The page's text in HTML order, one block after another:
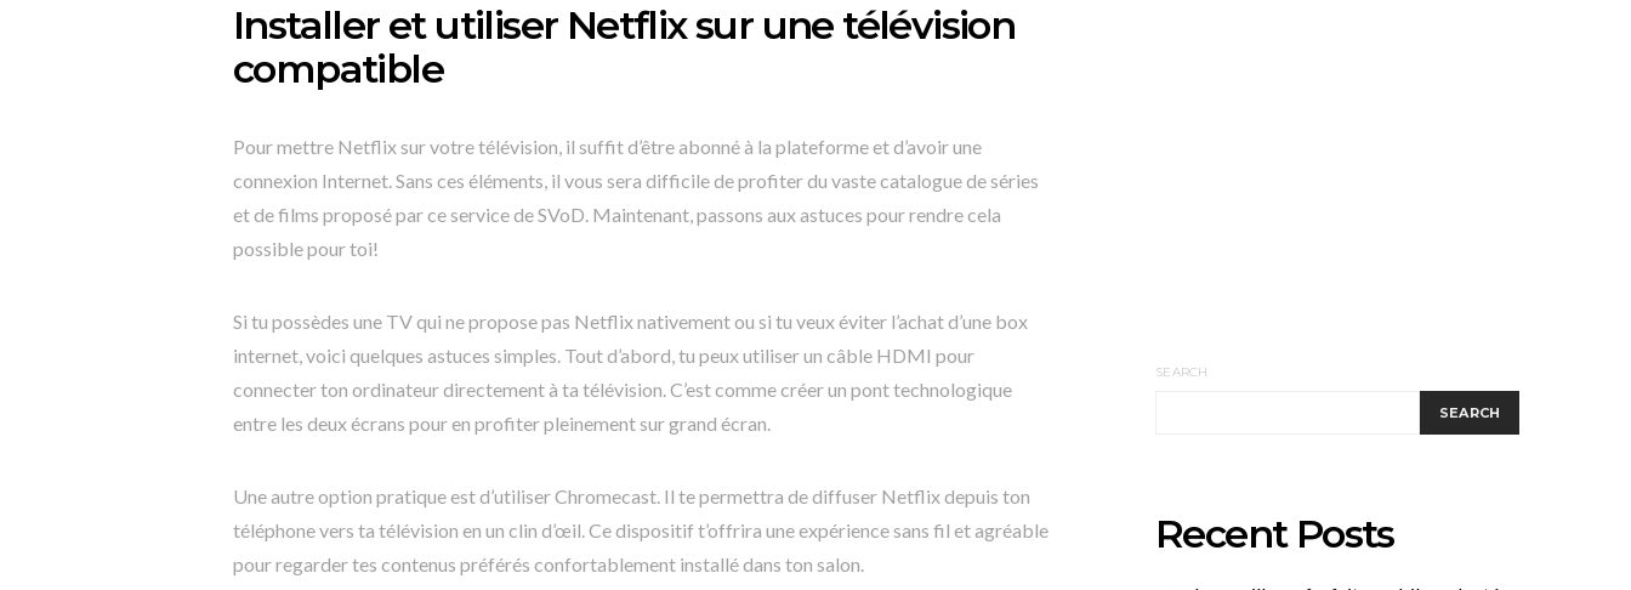
Installer et utiliser Netflix sur une télévision
compatible
Pour mettre Netflix sur votre télévision, il suffit d’être abonné à la plateforme et d’avoir une
connexion Internet. Sans ces éléments, il vous sera difficile de profiter du vaste catalogue de séries
et de films proposé par ce service de SVoD. Maintenant, passons aux astuces pour rendre cela
possible pour toi!
Si tu possèdes une TV qui ne propose pas Netflix nativement ou si tu veux éviter l’achat d’une box
internet, voici quelques astuces simples. Tout d’abord, tu peux utiliser un câble HDMI pour
connecter ton ordinateur directement à ta télévision. C’est comme créer un pont technologique
entre les deux écrans pour en profiter pleinement sur grand écran.
Une autre option pratique est d’utiliser Chromecast. Il te permettra de diffuser Netflix depuis ton
téléphone vers ta télévision en un clin d’œil. Ce dispositif t’offrira une expérience sans fil et agréable
pour regarder tes contenus préférés confortablement installé dans ton salon.
SEARCH
SEARCH
Recent Posts